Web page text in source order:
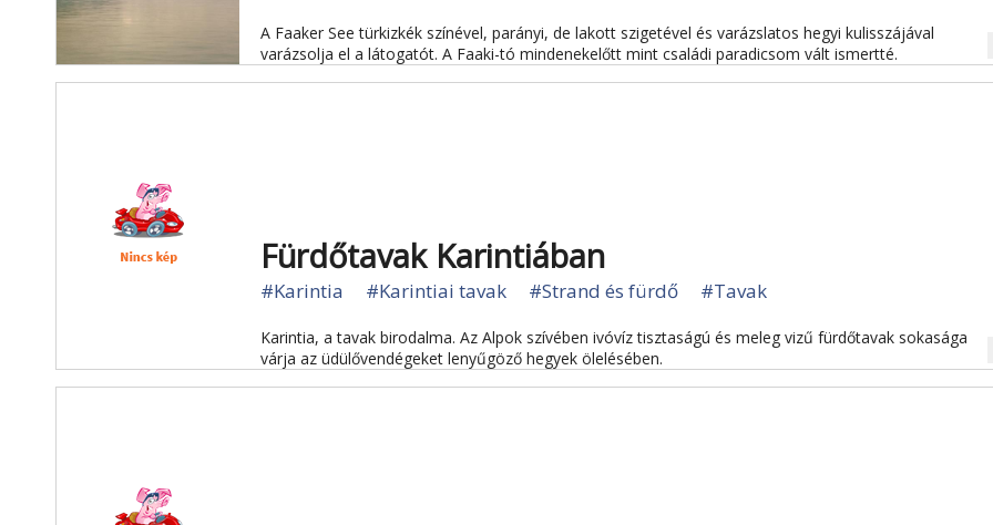
A Faaker See türkizkék színével, parányi, de lakott szigetével és varázslatos hegyi kulisszájával
varázsolja el a látogatót. A Faaki-tó mindenekelőtt mint családi paradicsom vált ismertté.
Fürdőtavak Karintiában
#Karintia #Karintiai tavak #Strand és fürdő #Tavak
Karintia, a tavak birodalma. Az Alpok szívében ivóvíz tisztaságú és meleg vizű fürdőtavak sokasága
várja az üdülővendégeket lenyűgöző hegyek ölelésében.